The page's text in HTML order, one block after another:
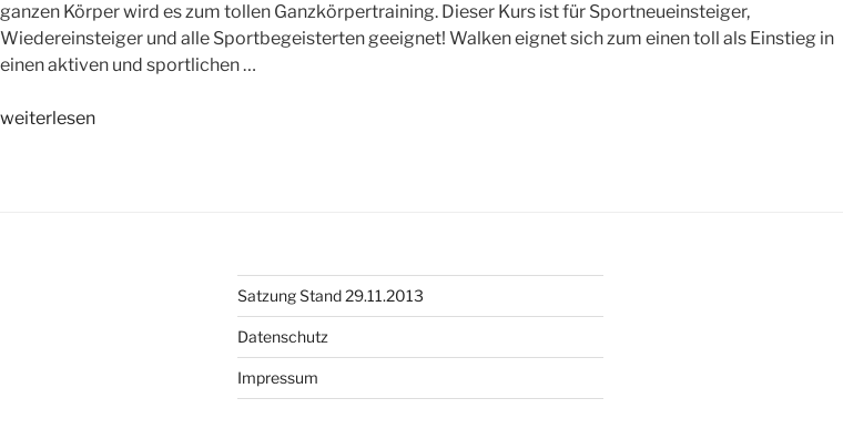
ganzen Körper wird es zum tollen Ganzkörpertraining. Dieser Kurs ist für Sportneueinsteiger,
Wiedereinsteiger und alle Sportbegeisterten geeignet! Walken eignet sich zum einen toll als Einstieg in
einen aktiven und sportlichen …
„Nordic
weiterlesen
Satzung Stand 29.11.2013
Datenschutz
Impressum